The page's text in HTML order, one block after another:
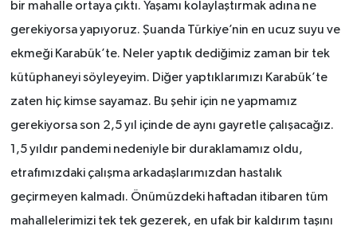
bir mahalle ortaya çıktı. Yaşamı kolaylaştırmak adına ne
gerekiyorsa yapıyoruz. Şuanda Türkiye’nin en ucuz suyu ve
ekmeği Karabük’te. Neler yaptık dediğimiz zaman bir tek
kütüphaneyi söyleyeyim. Diğer yaptıklarımızı Karabük’te
zaten hiç kimse sayamaz. Bu şehir için ne yapmamız
gerekiyorsa son 2,5 yıl içinde de aynı gayretle çalışacağız.
1,5 yıldır pandemi nedeniyle bir duraklamamız oldu,
etrafımızdaki çalışma arkadaşlarımızdan hastalık
geçirmeyen kalmadı. Önümüzdeki haftadan itibaren tüm
mahallelerimizi tek tek gezerek, en ufak bir kaldırım taşını